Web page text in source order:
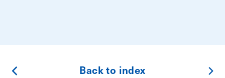
Back to index